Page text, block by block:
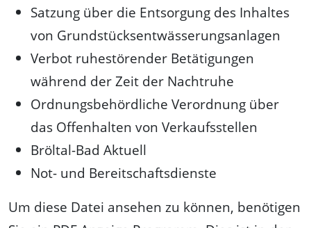
Satzung über die Entsorgung des Inhaltes
von Grundstücksentwässerungsanlagen
Verbot ruhestörender Betätigungen
während der Zeit der Nachtruhe
Ordnungsbehördliche Verordnung über
das Offenhalten von Verkaufsstellen
Bröltal-Bad Aktuell
Not- und Bereitschaftsdienste
Um diese Datei ansehen zu können, benötigen